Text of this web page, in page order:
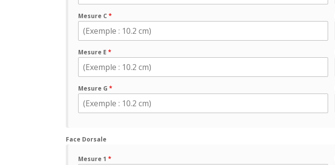
Mesure C*
Mesure E*
Mesure G*
Face Dorsale
Mesure 1*